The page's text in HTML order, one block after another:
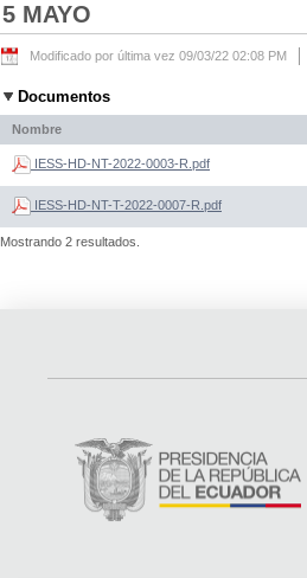
5 MAYO
Modificado por última vez 09/03/22 02:08 PM
Documentos
Nombre
IESS-HD-NT-2022-0003-R.pdf
IESS-HD-NT-T-2022-0007-R.pdf
Mostrando 2 resultados.